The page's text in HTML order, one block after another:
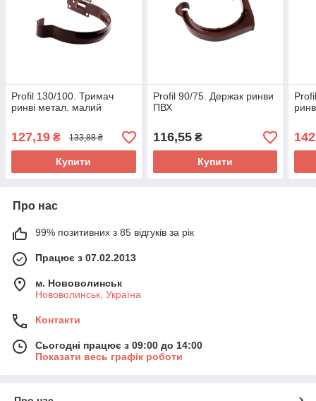
Profil 130/100. Тримач
ринві метал. малий
127,19 ₴ 133,88 ₴
Купити
Profil 90/75. Держак ринви
ПВХ
116,55₴
Купити
Про нас
99% позитивних з 85 відгуків за рік
Працює з 07.02.2013
м. Нововолинськ
Нововолинськ, Україна
Контакти
Сьогодні працює з 09:00 до 14:00
Показати весь графік роботи